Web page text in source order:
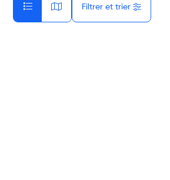
Filtrer et trier